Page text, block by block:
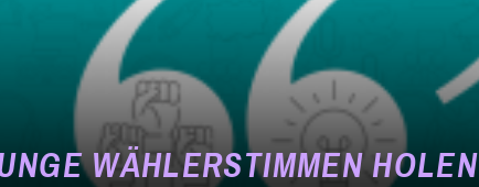
WÄHLERSTIMMEN HOLEN